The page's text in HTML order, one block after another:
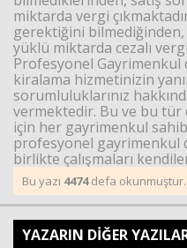
miktarda vergi
gerektiğini bilmediğinden,
yüklü miktarda cezalı
Profesyonel Gayrimenkul
kiralama hizmetinizin
sorumluluklarınız
vermektedir. Bu ve bu
için her gayrimenkul
profesyonel gayrimenkul
birlikte çalışmaları
Bu yazı 4474defa okunmuştur.
YAZARIN DİĞER